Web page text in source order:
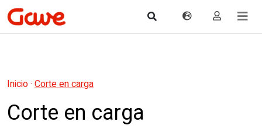
Inicio· Corte en carga
Corte en carga